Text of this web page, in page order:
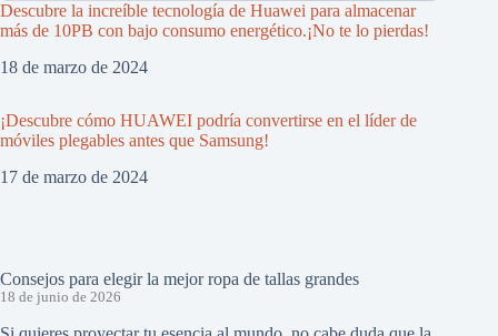
Descubre la increíble tecnología de Huawei para almacenar
más de 10PB con bajo consumo energético.¡No te lo pierdas!
18 de marzo de 2024
¡Descubre cómo HUAWEI podría convertirse en el líder de
móviles plegables antes que Samsung!
17 de marzo de 2024
Consejos para elegir la mejor ropa de tallas grandes
18 de junio de 2026